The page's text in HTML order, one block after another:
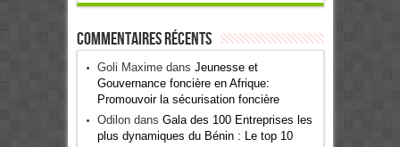
Commentaires récents
Goli Maximedans Jeunesse et
Gouvernance foncière en Afrique:
Promouvoir la sécurisation foncière
Odilondans Gala des 100 Entreprises les
plus dynamiques du Bénin : Le top 10